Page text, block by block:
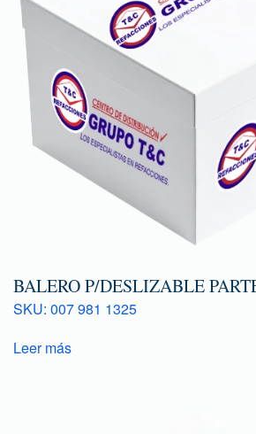
BALERO P/DESLIZABLE
SKU: 007 981 1325
Leer más